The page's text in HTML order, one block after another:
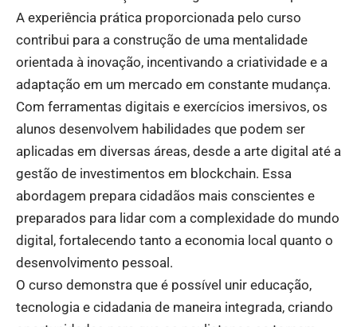
A experiência prática proporcionada pelo curso
contribui para a construção de uma mentalidade
orientada à inovação, incentivando a criatividade e a
adaptação em um mercado em constante mudança.
Com ferramentas digitais e exercícios imersivos, os
alunos desenvolvem habilidades que podem ser
aplicadas em diversas áreas, desde a arte digital até a
gestão de investimentos em blockchain. Essa
abordagem prepara cidadãos mais conscientes e
preparados para lidar com a complexidade do mundo
digital, fortalecendo tanto a economia local quanto o
desenvolvimento pessoal.
O curso demonstra que é possível unir educação,
tecnologia e cidadania de maneira integrada, criando